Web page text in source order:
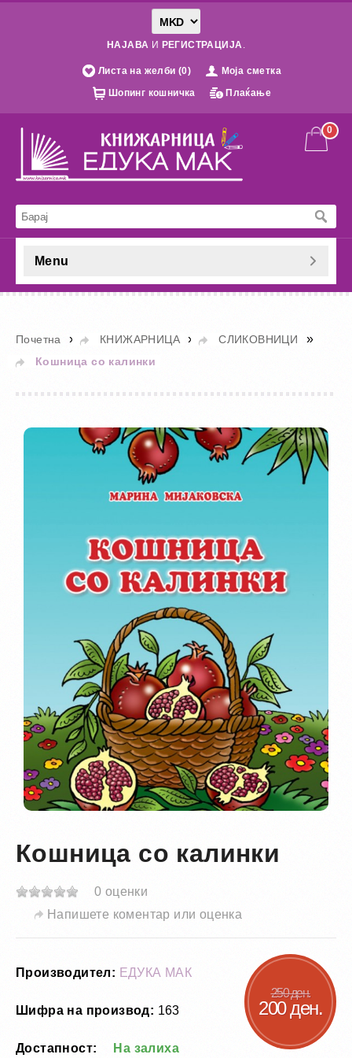
НАЈАВА И РЕГИСТРАЦИЈА.
Листа на желби (0)
Моја сметка
Шопинг кошничка
Плаќање
0
Menu
Почетна » КНИЖАРНИЦА » СЛИКОВНИЦИ »
Кошница со калинки
Кошница со калинки
0 оценки
Напишете коментар или оценка
250 ден.
200 ден.
Производител: ЕДУКА МАК
Шифра на производ: 163
Достапност: На залиха